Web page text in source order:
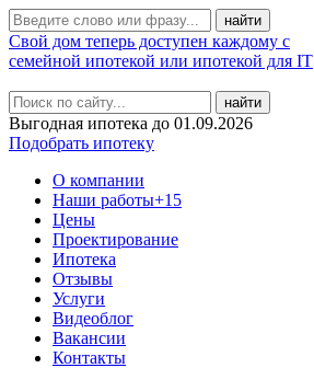
Свой дом теперь доступен каждому с
семейной ипотекой или ипотекой для IT
найти
Выгодная ипотека до 01.09.2026
Подобрать ипотеку
О компании
Наши работы+15
Цены
Проектирование
Ипотека
Отзывы
Услуги
Видеоблог
Вакансии
Контакты